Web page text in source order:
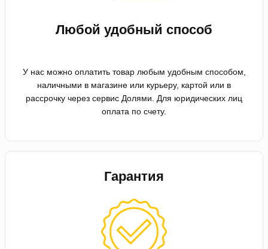
Любой удобный способ
У нас можно оплатить товар любым удобным способом,
наличными в магазине или курьеру, картой или в
рассрочку через сервис Долями. Для юридических лиц
оплата по счету.
Гарантия